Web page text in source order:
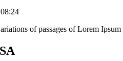
of passages of Lorem